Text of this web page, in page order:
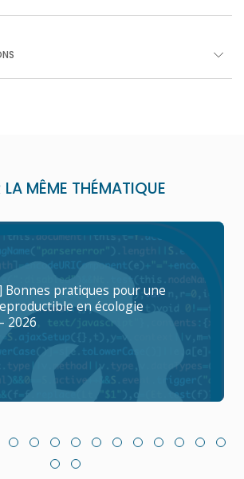
LA MÊME THÉMATIQUE
Bonnes pratiques pour une
en écologie
2026